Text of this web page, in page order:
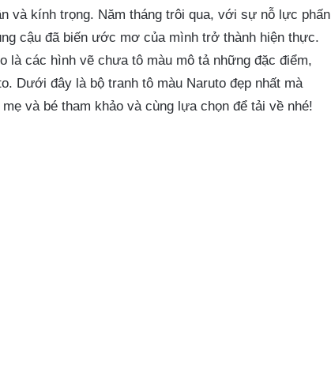
và kính trọng. Năm tháng trôi qua, với sự nỗ lực phấn
cậu đã biến ước mơ của mình trở thành hiện thực.
là các hình vẽ chưa tô màu mô tả những đặc điểm,
Dưới đây là bộ tranh tô màu Naruto đẹp nhất mà
và bé tham khảo và cùng lựa chọn để tải về nhé!